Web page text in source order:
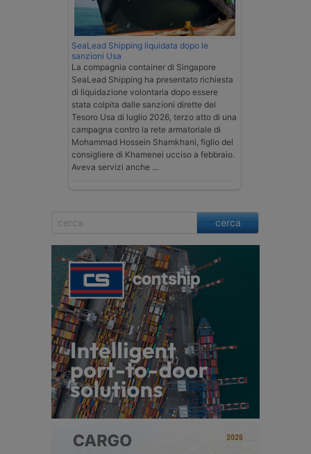
SeaLead Shipping liquidata dopo le
sanzioni Usa
La compagnia container di Singapore
SeaLead Shipping ha presentato richiesta
di liquidazione volontaria dopo essere
stata colpita dalle sanzioni dirette del
Tesoro Usa di luglio 2026, terzo atto di una
campagna contro la rete armatoriale di
Mohammad Hossein Shamkhani, figlio del
consigliere di Khamenei ucciso a febbraio.
Aveva servizi anche …
cerca